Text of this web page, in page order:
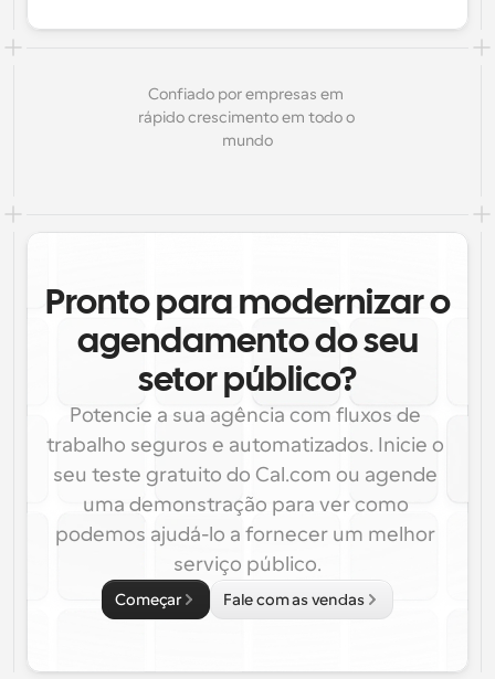
Confiado por empresas em
rápido crescimento em todo o
mundo
Pronto para modernizar o
agendamento do seu
setor público?
Potencie a sua agência com fluxos de
trabalho seguros e automatizados. Inicie o
seu teste gratuito do Cal.com ou agende
uma demonstração para ver como
podemos ajudá-lo a fornecer um melhor
serviço público.
Começar Fale com as vendas